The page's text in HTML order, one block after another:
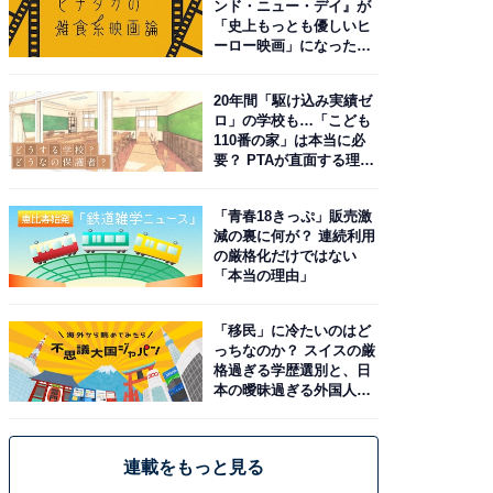
ンド・ニュー・デイ』が
「史上もっとも優しいヒ
ーロー映画」になった理
20年間「駆け込み実績ゼ
ロ」の学校も…「こども
110番の家」は本当に必
要？ PTAが直面する理想
「青春18きっぷ」販売激
減の裏に何が？ 連続利用
の厳格化だけではない
「本当の理由」
「移民」に冷たいのはど
っちなのか？ スイスの厳
格過ぎる学歴選別と、日
本の曖昧過ぎる外国人政
連載をもっと見る